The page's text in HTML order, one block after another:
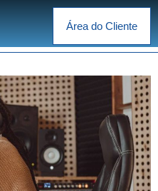
Área do Cliente